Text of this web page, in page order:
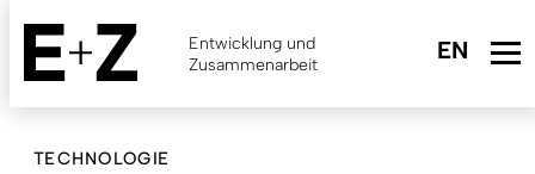
Skip
main
content
Entwicklung und
Zusammenarbeit
TECHNOLOGIE